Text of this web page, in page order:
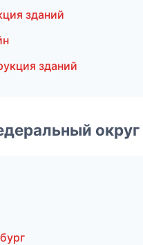
зданий
зданий
округ